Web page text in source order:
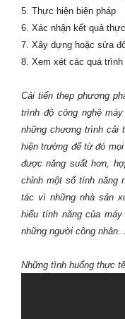
5. Thực hiện biện pháp
6. Xác nhận kết quả
7. Xây dựng hoặc sửa
8. Xem xét các quá
Cải tiến thep phương
trình độ công nghệ
những chương trình cải
hiện trường để từ đó
được năng suất hơn,
chỉnh một số tính năng
tác vì những nhà sản
hiểu tính năng của
những người công nhân...
Những tình huống thực